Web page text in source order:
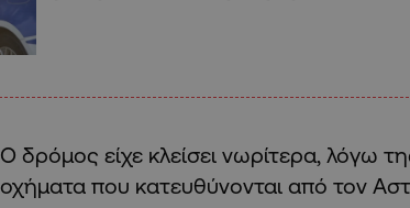
Ο δρόμος είχε κλείσει νωρίτερα, λόγω
οχήματα που κατευθύνονται από τον